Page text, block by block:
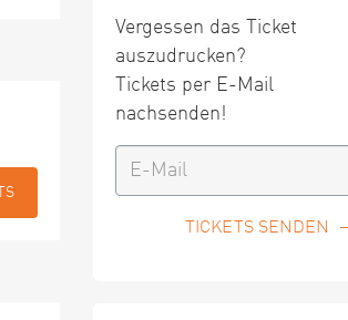
Vergessen das Ticket
auszudrucken?
Tickets per E-Mail
nachsenden!
TICKETS SENDEN